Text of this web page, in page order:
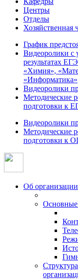
Центры
Отделы
Хозяйственная
График
Видеоролики с
результатах
«Химия»,
«Информатика»
Видеоролики
Методические
подготовки к
Видеоролики
Методические
подготовки к
Об организации
Основные